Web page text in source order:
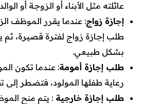
عائلته مثل الأبناء أو الزوجة أو
إجازة زواج: عندما يقرر الموظف
طلب إجازة زواج لفترة قصيرة، ثم
بشكل طبيعي.
طلب إجازة أمومة: عندما تكون
رعاية طفلها المولود، فتضطر إلى
طلب إجازة خارجية : يتم منح